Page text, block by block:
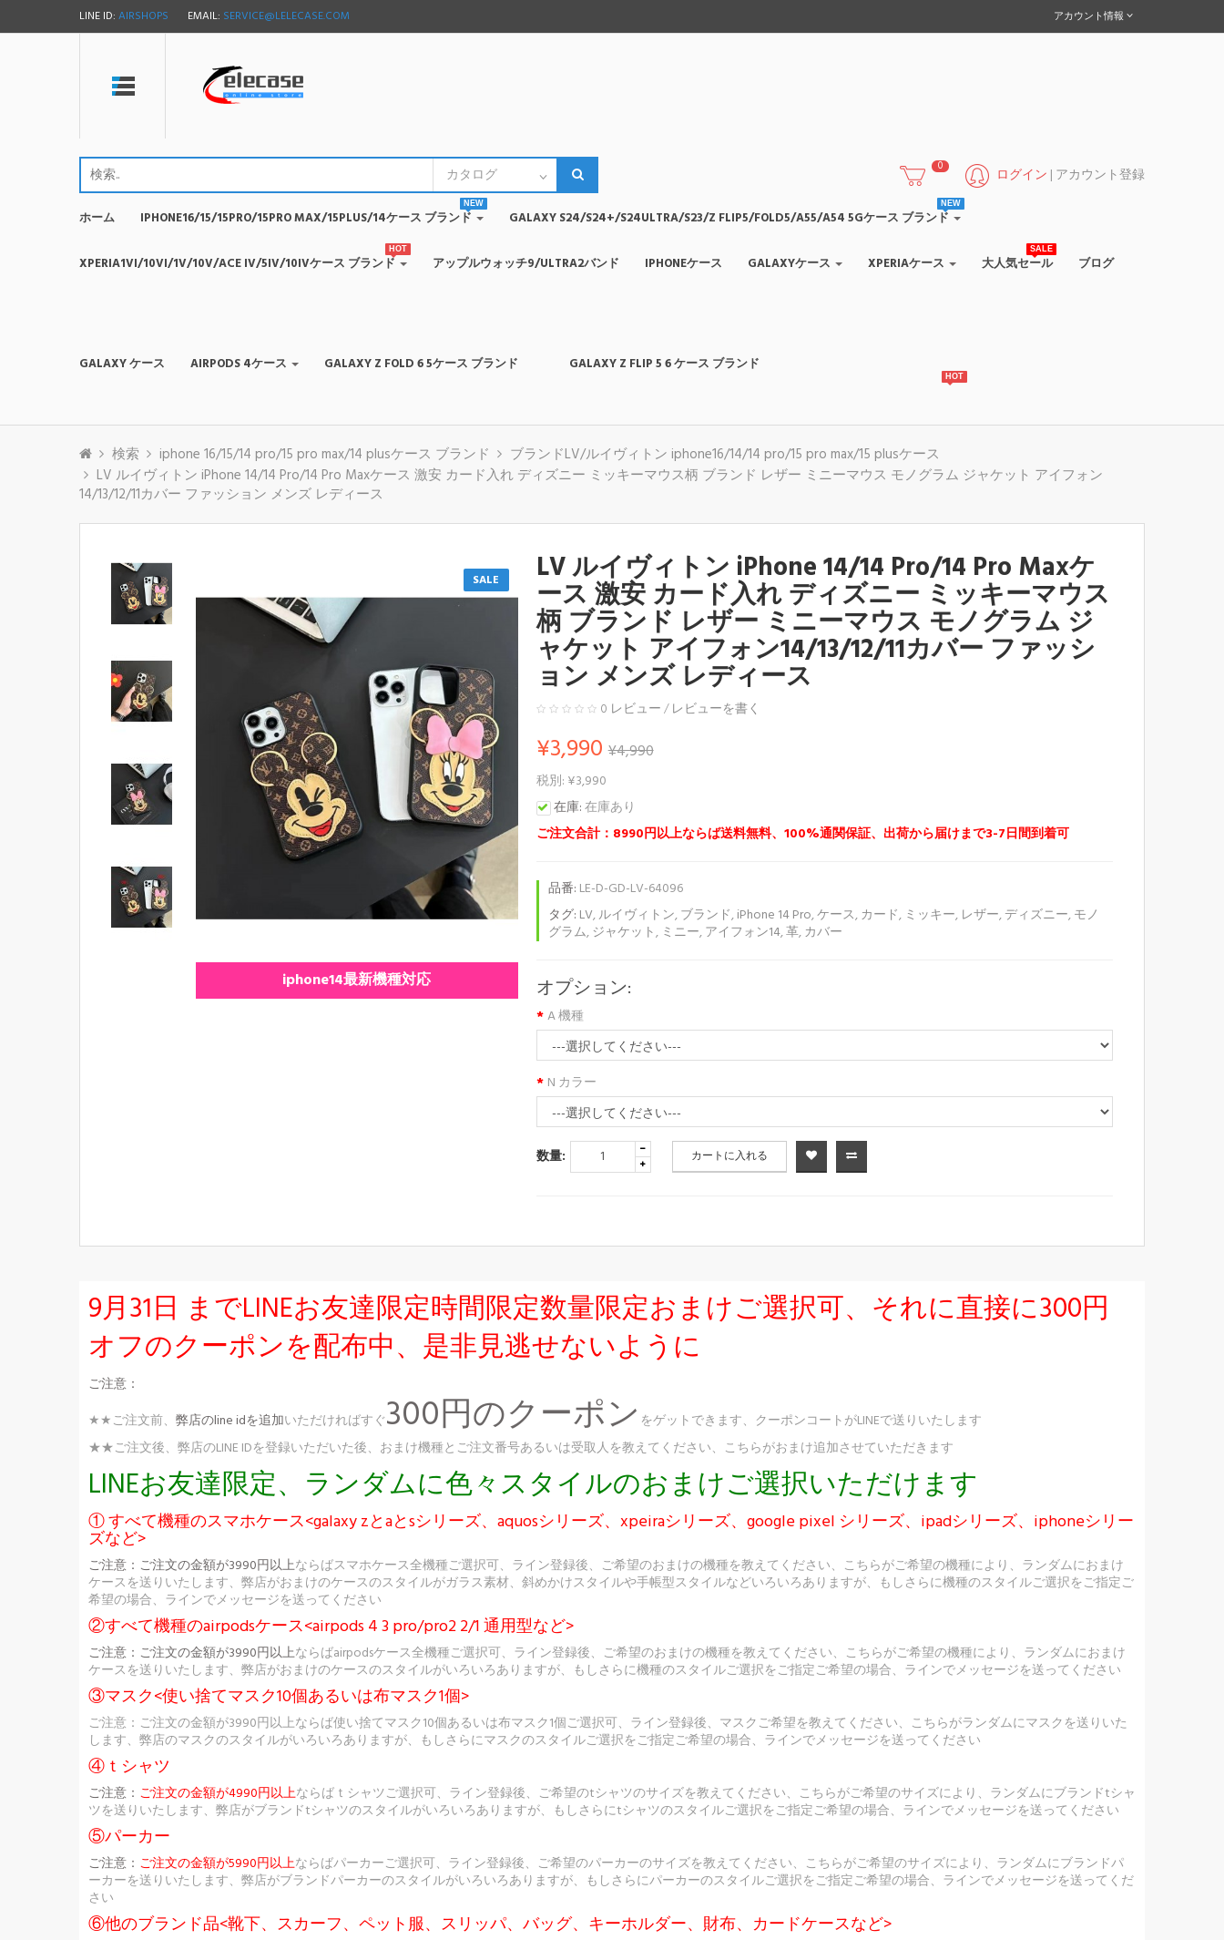
LINE ID: AIRSHOPS EMAIL: SERVICE@LELECASE.COM アカウント情報
ログイン | アカウント登録
0
ホーム
NEW
IPHONE16/15/15PRO/15PRO MAX/15PLUS/14ケース ブランド
NEW
GALAXY S24/S24+/S24ULTRA/S23/Z FLIP5/FOLD5/A55/A54 5Gケース ブランド
HOT
XPERIA1VI/10VI/1V/10V/ACE IV/5IV/10IVケース ブランド アップルウォッチ9/ULTRA2バンド IPHONEケース GALAXYケース XPERIAケース
SALE
大人気セール ブログ
GALAXY ケース AIRPODS 4ケース GALAXY Z FOLD 6 5ケース ブランド GALAXY Z FLIP 5 6 ケース ブランド
HOT
検索 iphone 16/15/14 pro/15 pro max/14 plusケース ブランド
ブランドLV/ルイヴィトン iphone16/14/14 pro/15 pro max/15 plusケース
LV ルイヴィトン iPhone 14/14 Pro/14 Pro Maxケース 激安 カード入れ ディズニー ミッキーマウス柄 ブランド レザー ミニーマウス モノグラム ジャケット アイフォン
14/13/12/11カバー ファッション メンズ レディース
SALE
iphone14最新機種対応
LV ルイヴィトン iPhone 14/14 Pro/14 Pro Maxケ
ース 激安 カード入れ ディズニー ミッキーマウス
柄 ブランド レザー ミニーマウス モノグラム ジ
ャケット アイフォン14/13/12/11カバー ファッシ
ョン メンズ レディース
0 レビュー/レビューを書く
¥3,990¥4,990
税別: ¥3,990
在庫:在庫あり
ご注文合計：8990円以上ならば送料無料、100%通関保証、出荷から届けまで3-7日間到着可
品番: LE-D-GD-LV-64096
タグ: LV,ルイヴィトン,ブランド,iPhone 14 Pro,ケース,カード, ミッキー, レザー,ディズニー,モノ
グラム, ジャケット, ミニー,アイフォン14,革,カバー
オプション:
A 機種
N カラー
数量: カートに入れる
9月31日 までLINEお友達限定時間限定数量限定おまけご選択可、それに直接に300円
オフのクーポンを配布中、是非見逃せないように
ご注意：
★★ご注文前、 弊店のline idを追加いただければすぐ300円のクーポン をゲットできます、クーポンコートがLINEで送りいたします
★★ご注文後、弊店のLINE IDを登録いただいた後、おまけ機種とご注文番号あるいは受取人を教えてください、こちらがおまけ追加させていただきます
LINEお友達限定、ランダムに色々スタイルのおまけご選択いただけます
① すべて機種のスマホケース<galaxy zとaとsシリーズ、aquosシリーズ、xpeiraシリーズ、google pixel シリーズ、ipadシリーズ、iphoneシリー
ズなど>
ご注意： ご注文の金額が3990円以上ならばスマホケース全機種ご選択可、ライン登録後、ご希望のおまけの機種を教えてください、こちらがご希望の機種により、ランダムにおまけ
ケースを送りいたします、弊店がおまけのケースのスタイルがガラス素材、斜めかけスタイルや手帳型スタイルなどいろいろありますが、もしさらに機種のスタイルご選択をご指定ご
希望の場合、ラインでメッセージを送ってください
②すべて機種のairpodsケース<airpods 4 3 pro/pro2 2/1 通用型など>
ご注意： ご注文の金額が3990円以上ならばairpodsケース全機種ご選択可、ライン登録後、ご希望のおまけの機種を教えてください、こちらがご希望の機種により、ランダムにおまけ
ケースを送りいたします、弊店がおまけのケースのスタイルがいろいろありますが、もしさらに機種のスタイルご選択をご指定ご希望の場合、ラインでメッセージを送ってください
③マスク<使い捨てマスク10個あるいは布マスク1個>
ご注意：ご注文の金額が3990円以上ならば使い捨てマスク10個あるいは布マスク1個ご選択可、ライン登録後、マスクご希望を教えてください、こちらがランダムにマスクを送りいた
します、弊店のマスクのスタイルがいろいろありますが、もしさらにマスクのスタイルご選択をご指定ご希望の場合、ラインでメッセージを送ってください
④ｔシャツ
ご注意： ご注文の金額が4990円以上ならばｔシャツご選択可、ライン登録後、ご希望のtシャツのサイズを教えてください、こちらがご希望のサイズにより、ランダムにブランドtシャ
ツを送りいたします、弊店がブランドtシャツのスタイルがいろいろありますが、もしさらにtシャツのスタイルご選択をご指定ご希望の場合、ラインでメッセージを送ってください
⑤パーカー
ご注意： ご注文の金額が5990円以上ならばパーカーご選択可、ライン登録後、ご希望のパーカーのサイズを教えてください、こちらがご希望のサイズにより、ランダムにブランドパ
ーカーを送りいたします、弊店がブランドパーカーのスタイルがいろいろありますが、もしさらにパーカーのスタイルご選択をご指定ご希望の場合、ラインでメッセージを送ってくだ
さい
⑥他のブランド品<靴下、スカーフ、ペット服、スリッパ、バッグ、キーホルダー、財布、カードケースなど>